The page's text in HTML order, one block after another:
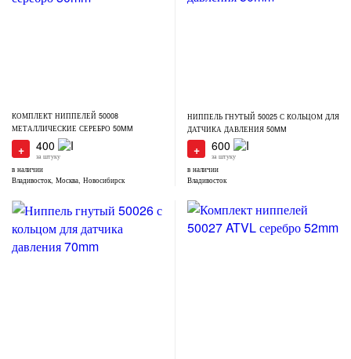
КОМПЛЕКТ НИППЕЛЕЙ 50008
МЕТАЛЛИЧЕСКИЕ СЕРЕБРО 50MM
+ 400
за штуку
в наличии
Владивосток, Москва, Новосибирск
НИППЕЛЬ ГНУТЫЙ 50025 С КОЛЬЦОМ ДЛЯ
ДАТЧИКА ДАВЛЕНИЯ 50MM
+ 600
за штуку
в наличии
Владивосток